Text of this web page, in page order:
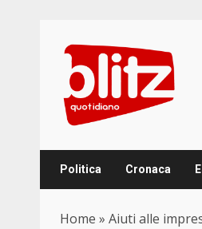
content
Politica Cronaca
Home » Aiuti alle